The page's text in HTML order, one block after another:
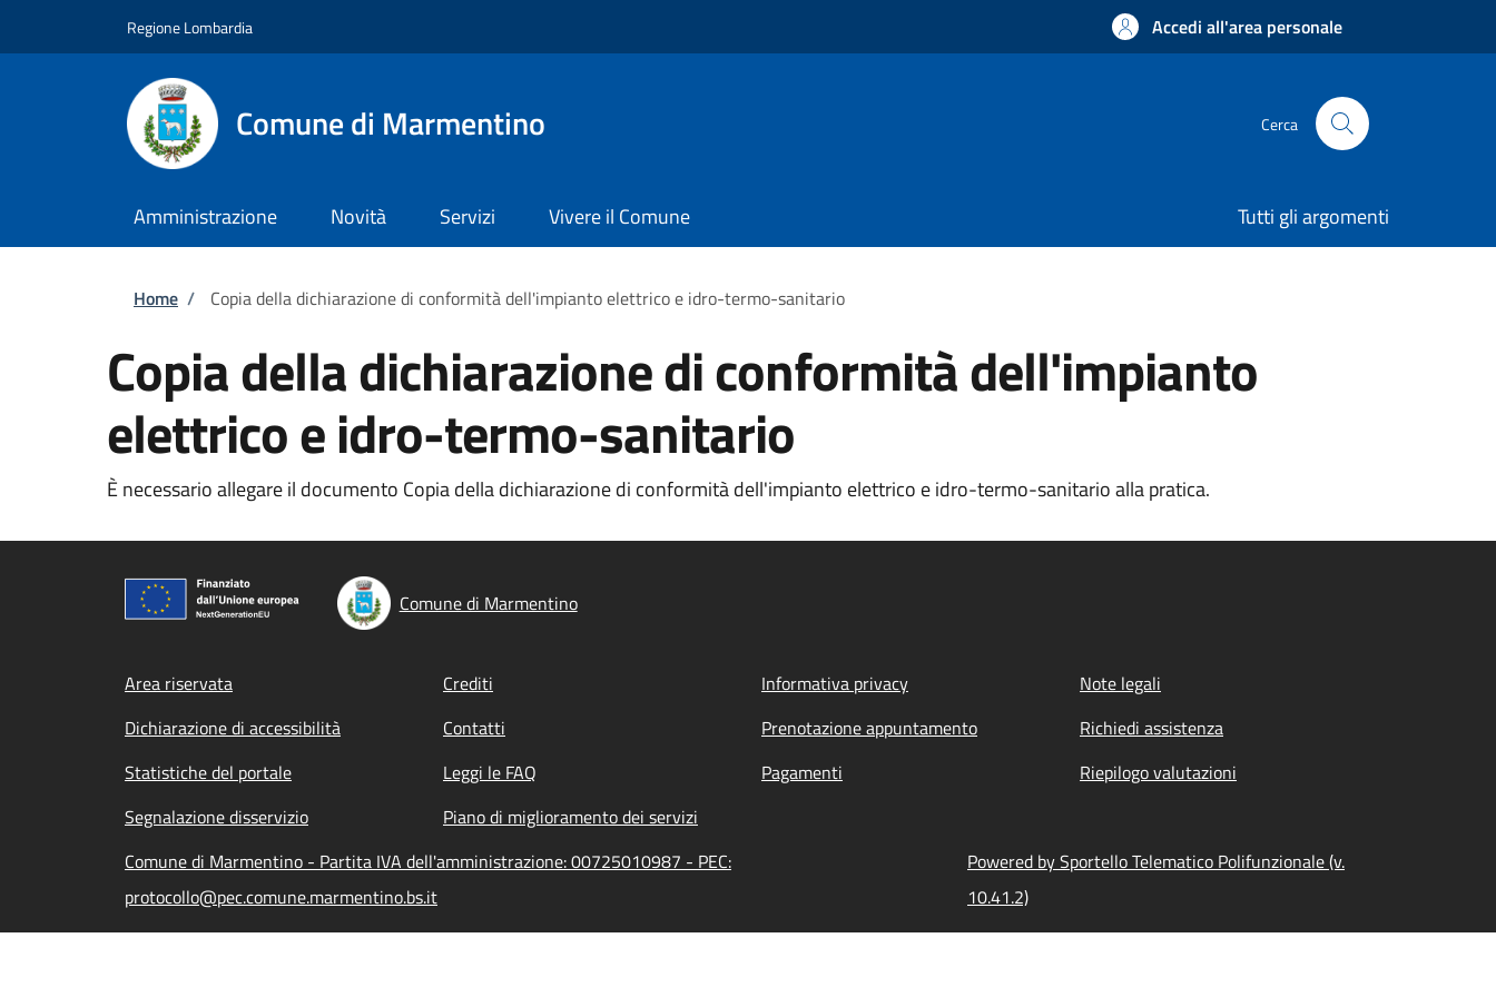
Regione Lombardia Accedi all'area personale
Comune di Marmentino Cerca
Amministrazione Novità Servizi Vivere il Comune Tutti gli argomenti
Briciole di pane
Home / Copia della dichiarazione di conformità dell'impianto elettrico e idro-termo-sanitario
Copia della dichiarazione di conformità dell'impianto
elettrico e idro-termo-sanitario
È necessario allegare il documento Copia della dichiarazione di conformità dell'impianto elettrico e idro-termo-sanitario alla pratica.
Comune di Marmentino
Footer menu
Area riservata Crediti Informativa privacy
Note legali
Dichiarazione di accessibilità
Contatti Prenotazione appuntamento
Richiedi assistenza
Statistiche del portale
Leggi le FAQ Pagamenti
Riepilogo valutazioni
Segnalazione disservizio
Piano di miglioramento dei servizi
Comune di Marmentino - Partita IVA dell'amministrazione: 00725010987 - PEC:
protocollo@pec.comune.marmentino.bs.it
Powered by Sportello Telematico Polifunzionale (v.
10.41.2)